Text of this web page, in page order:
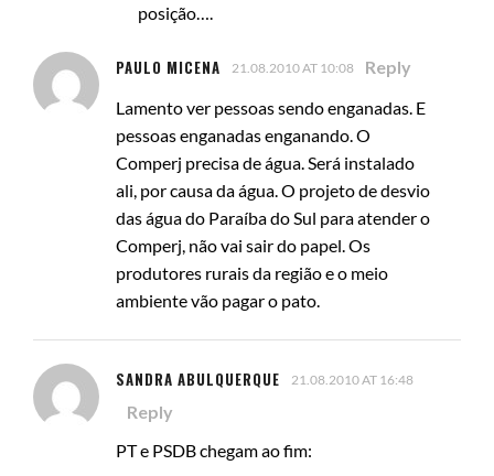
posição….
PAULO MICENA 21.08.2010 AT 10:08
Reply
Lamento ver pessoas sendo enganadas. E
pessoas enganadas enganando. O
Comperj precisa de água. Será instalado
ali, por causa da água. O projeto de desvio
das água do Paraíba do Sul para atender o
Comperj, não vai sair do papel. Os
produtores rurais da região e o meio
ambiente vão pagar o pato.
SANDRA ABULQUERQUE 21.08.2010 AT 16:48
Reply
PT e PSDB chegam ao fim: